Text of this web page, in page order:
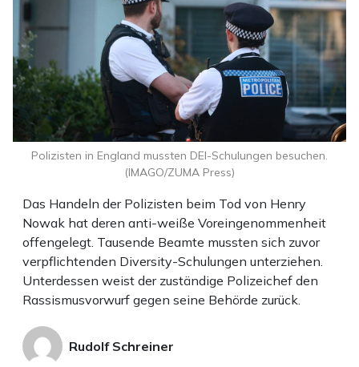
Das Handeln der Polizisten beim Tod von Henry
Nowak hat deren anti-weiße Voreingenommenheit
offengelegt. Tausende Beamte mussten sich zuvor
verpflichtenden Diversity-Schulungen unterziehen.
Unterdessen weist der zuständige Polizeichef den
Rassismusvorwurf gegen seine Behörde zurück.
Rudolf Schreiner
Polizisten in England mussten DEI-Schulungen besuchen.
(IMAGO/ZUMA Press)